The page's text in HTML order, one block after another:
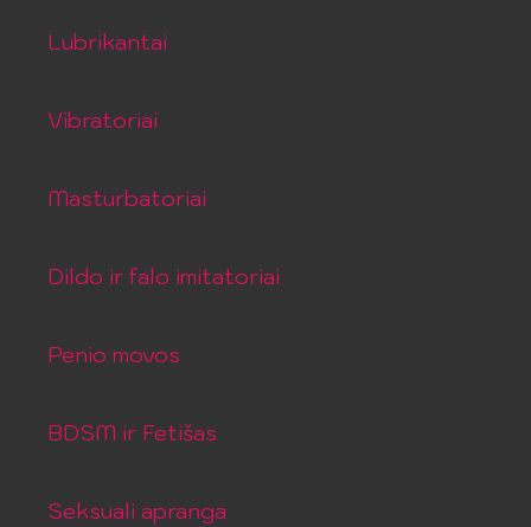
Lubrikantai
Vibratoriai
Masturbatoriai
Dildo ir falo imitatoriai
Penio movos
BDSM ir Fetišas
Seksuali apranga